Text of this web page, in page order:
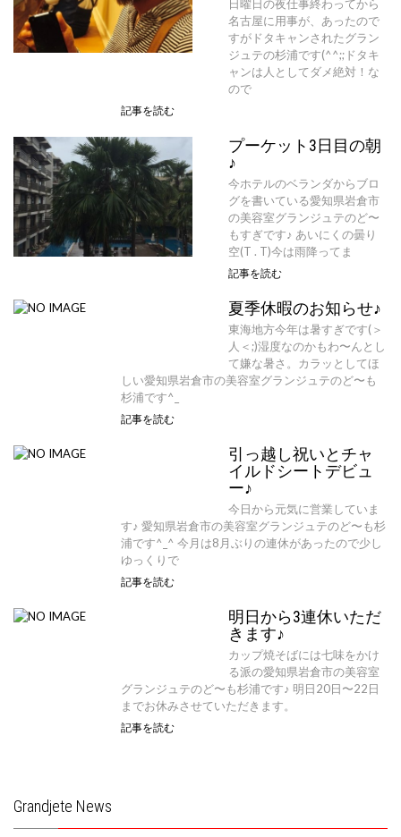
日曜日の夜仕事終わってから
名古屋に用事が、あったので
すがドタキャンされたグラン
ジュテの杉浦です(^^;;ドタキ
ャンは人としてダメ絶対！な
ので
記事を読む
プーケット3日目の朝
♪
今ホテルのベランダからブロ
グを書いている愛知県岩倉市
の美容室グランジュテのど〜
もすぎです♪ あいにくの曇り
空(T . T)今は雨降ってま
記事を読む
夏季休暇のお知らせ♪
東海地方今年は暑すぎです(＞
人＜;)湿度なのかもわ〜んとし
て嫌な暑さ。カラッとしてほ
しい愛知県岩倉市の美容室グランジュテのど〜も
杉浦です^_
記事を読む
引っ越し祝いとチャ
イルドシートデビュ
ー♪
今日から元気に営業していま
す♪ 愛知県岩倉市の美容室グランジュテのど〜も杉
浦です^_^ 今月は8月ぶりの連休があったので少し
ゆっくりで
記事を読む
明日から3連休いただ
きます♪
カップ焼そばには七味をかけ
る派の愛知県岩倉市の美容室
グランジュテのど〜も杉浦です♪ 明日20日〜22日
までお休みさせていただきます。
記事を読む
Grandjete News